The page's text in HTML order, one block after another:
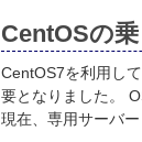
CentOSの
CentOS7を利用し
要となりました。
現在、専用サーバ